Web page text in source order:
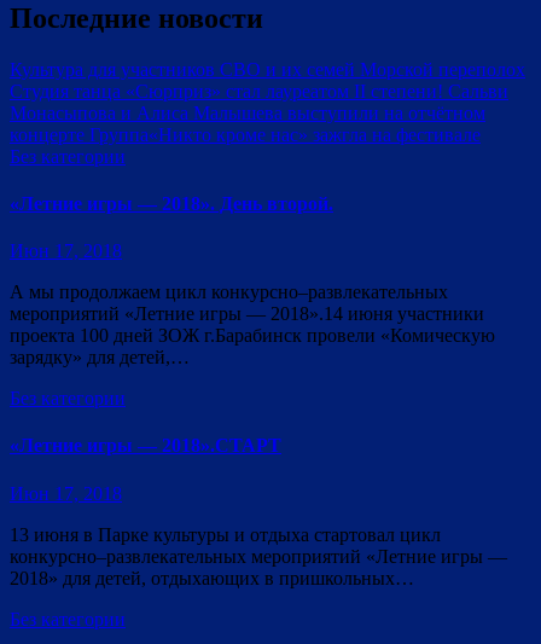
Последние новости
Культура для участников СВО и их семей Морской переполох
Студия танца «Сюрприз» стал лауреатом II степени! Сальви
Монасыпова и Алиса Малышева выступили на отчётном
концерте Группа«Никто кроме нас» зажгла на фестивале
Без категории
«Летние игры — 2018». День второй.
Июн 17, 2018
А мы продолжаем цикл конкурсно–развлекательных
мероприятий «Летние игры — 2018».14 июня участники
проекта 100 дней ЗОЖ г.Барабинск провели «Комическую
зарядку» для детей,…
Без категории
«Летние игры — 2018».СТАРТ
Июн 17, 2018
13 июня в Парке культуры и отдыха стартовал цикл
конкурсно–развлекательных мероприятий «Летние игры —
2018» для детей, отдыхающих в пришкольных…
Без категории